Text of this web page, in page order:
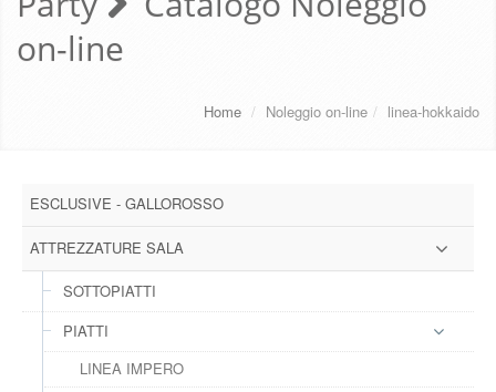
CHI SIAMO
CONTATTI
on-line
Home / Noleggio on-line / linea-hokkaido
ESCLUSIVE - GALLOROSSO
ATTREZZATURE SALA
SOTTOPIATTI
PIATTI
LINEA IMPERO